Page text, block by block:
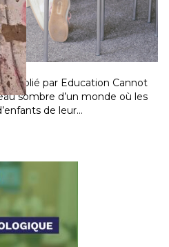
de la guerre, des
déplacements de
publié par Education Cannot
sombre d’un monde où les
de leur…